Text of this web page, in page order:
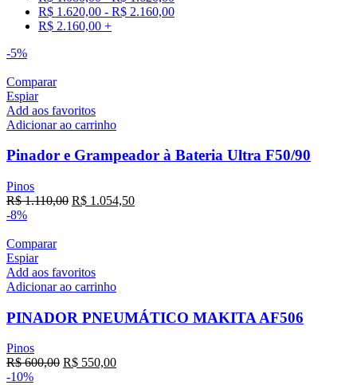
R$ 1.620,00 - R$ 2.160,00
R$ 2.160,00 +
-5%
Comparar
Espiar
Add aos favoritos
Adicionar ao carrinho
Pinador e Grampeador à Bateria Ultra F50/90
Pinos
R$1.110,00 R$ 1.054,50
-8%
Comparar
Espiar
Add aos favoritos
Adicionar ao carrinho
PINADOR PNEUMÁTICO MAKITA AF506
Pinos
R$600,00 R$ 550,00
-10%